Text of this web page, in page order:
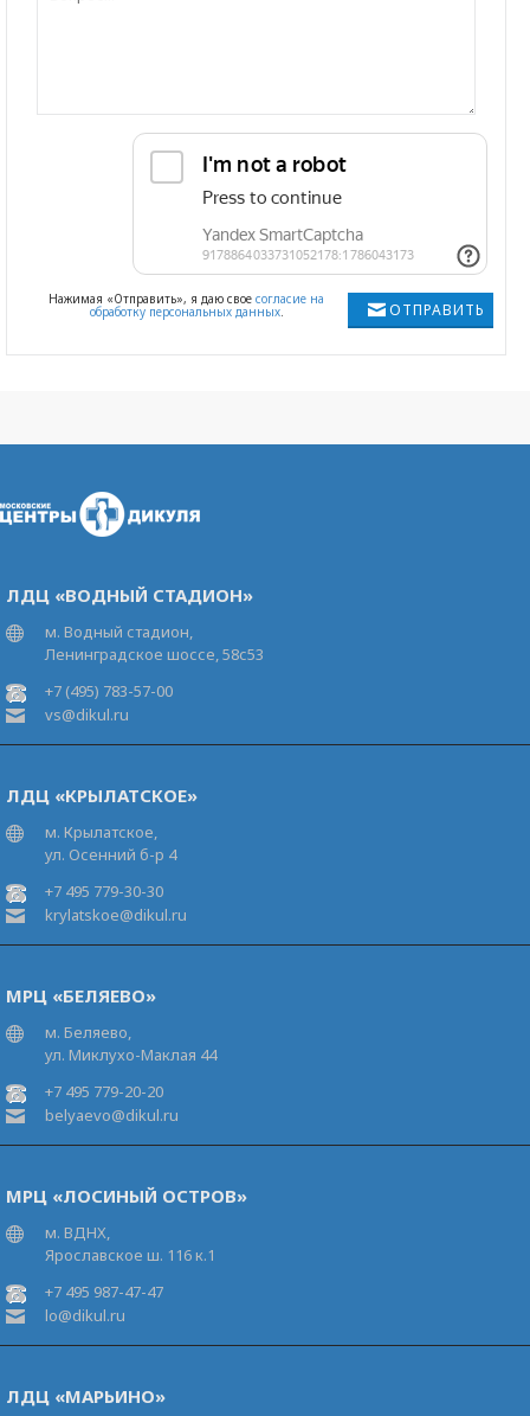
ОТПРАВИТЬ
Нажимая «Отправить», я даю свое согласие на
обработку персональных данных.
ЛДЦ «ВОДНЫЙ СТАДИОН»
м. Водный стадион,
Ленинградское шоссе, 58с53
+7 (495) 783-57-00
vs@dikul.ru
ЛДЦ «КРЫЛАТСКОЕ»
м. Крылатское,
ул. Осенний б-р 4
+7 495 779-30-30
krylatskoe@dikul.ru
МРЦ «БЕЛЯЕВО»
м. Беляево,
ул. Миклухо-Маклая 44
+7 495 779-20-20
belyaevo@dikul.ru
МРЦ «ЛОСИНЫЙ ОСТРОВ»
м. ВДНХ,
Ярославское ш. 116 к.1
+7 495 987-47-47
lo@dikul.ru
ЛДЦ «МАРЬИНО»